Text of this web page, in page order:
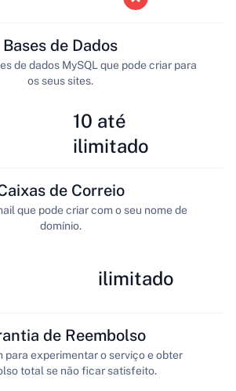
Bases de Dados
de dados MySQL que pode criar para
os seus sites.
10 até
ilimitado
de Correio
que pode criar com o seu nome de
domínio.
ilimitado
de Reembolso
para experimentar o serviço e obter
total se não ficar satisfeito.